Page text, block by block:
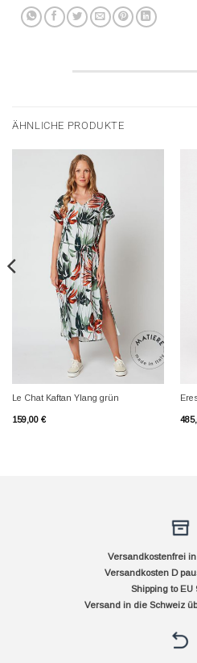
ÄHNLICHE PRODUKTE
Le Chat Kaftan Ylang grün
159,00 €
Versandkostenfrei in
Versandkosten D
Shipping to EU
Versand in die Schweiz